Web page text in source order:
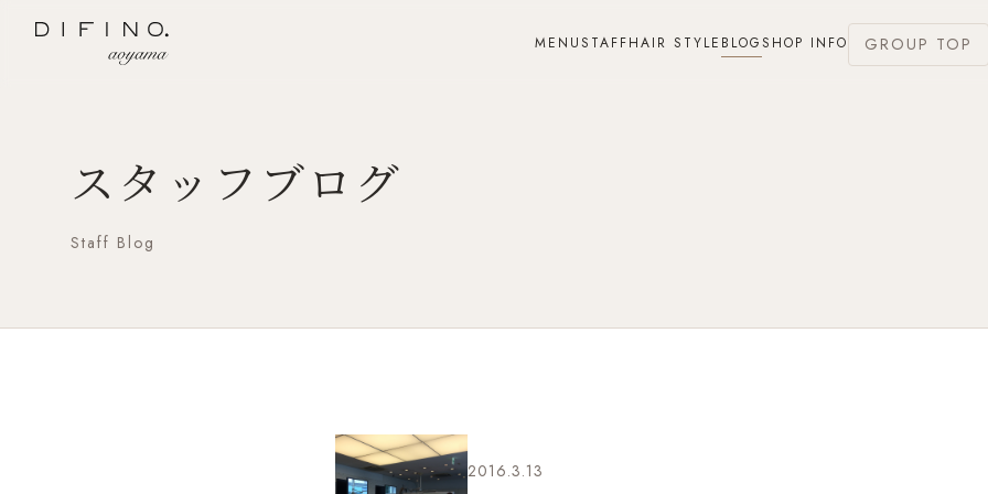
MENUSTAFFHAIR STYLE BLOGSHOP INFO GROUP TOP
スタッフブログ
Staff Blog
2016.3.13